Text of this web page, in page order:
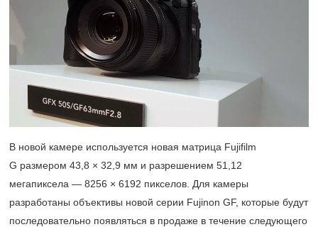
В новой камере используется новая матрица Fujifilm
G размером 43,8 × 32,9 мм и разрешением 51,12
мегапиксела — 8256 × 6192 пикселов. Для камеры
разработаны объективы новой серии Fujinon GF, которые будут
последовательно появляться в продаже в течение следующего